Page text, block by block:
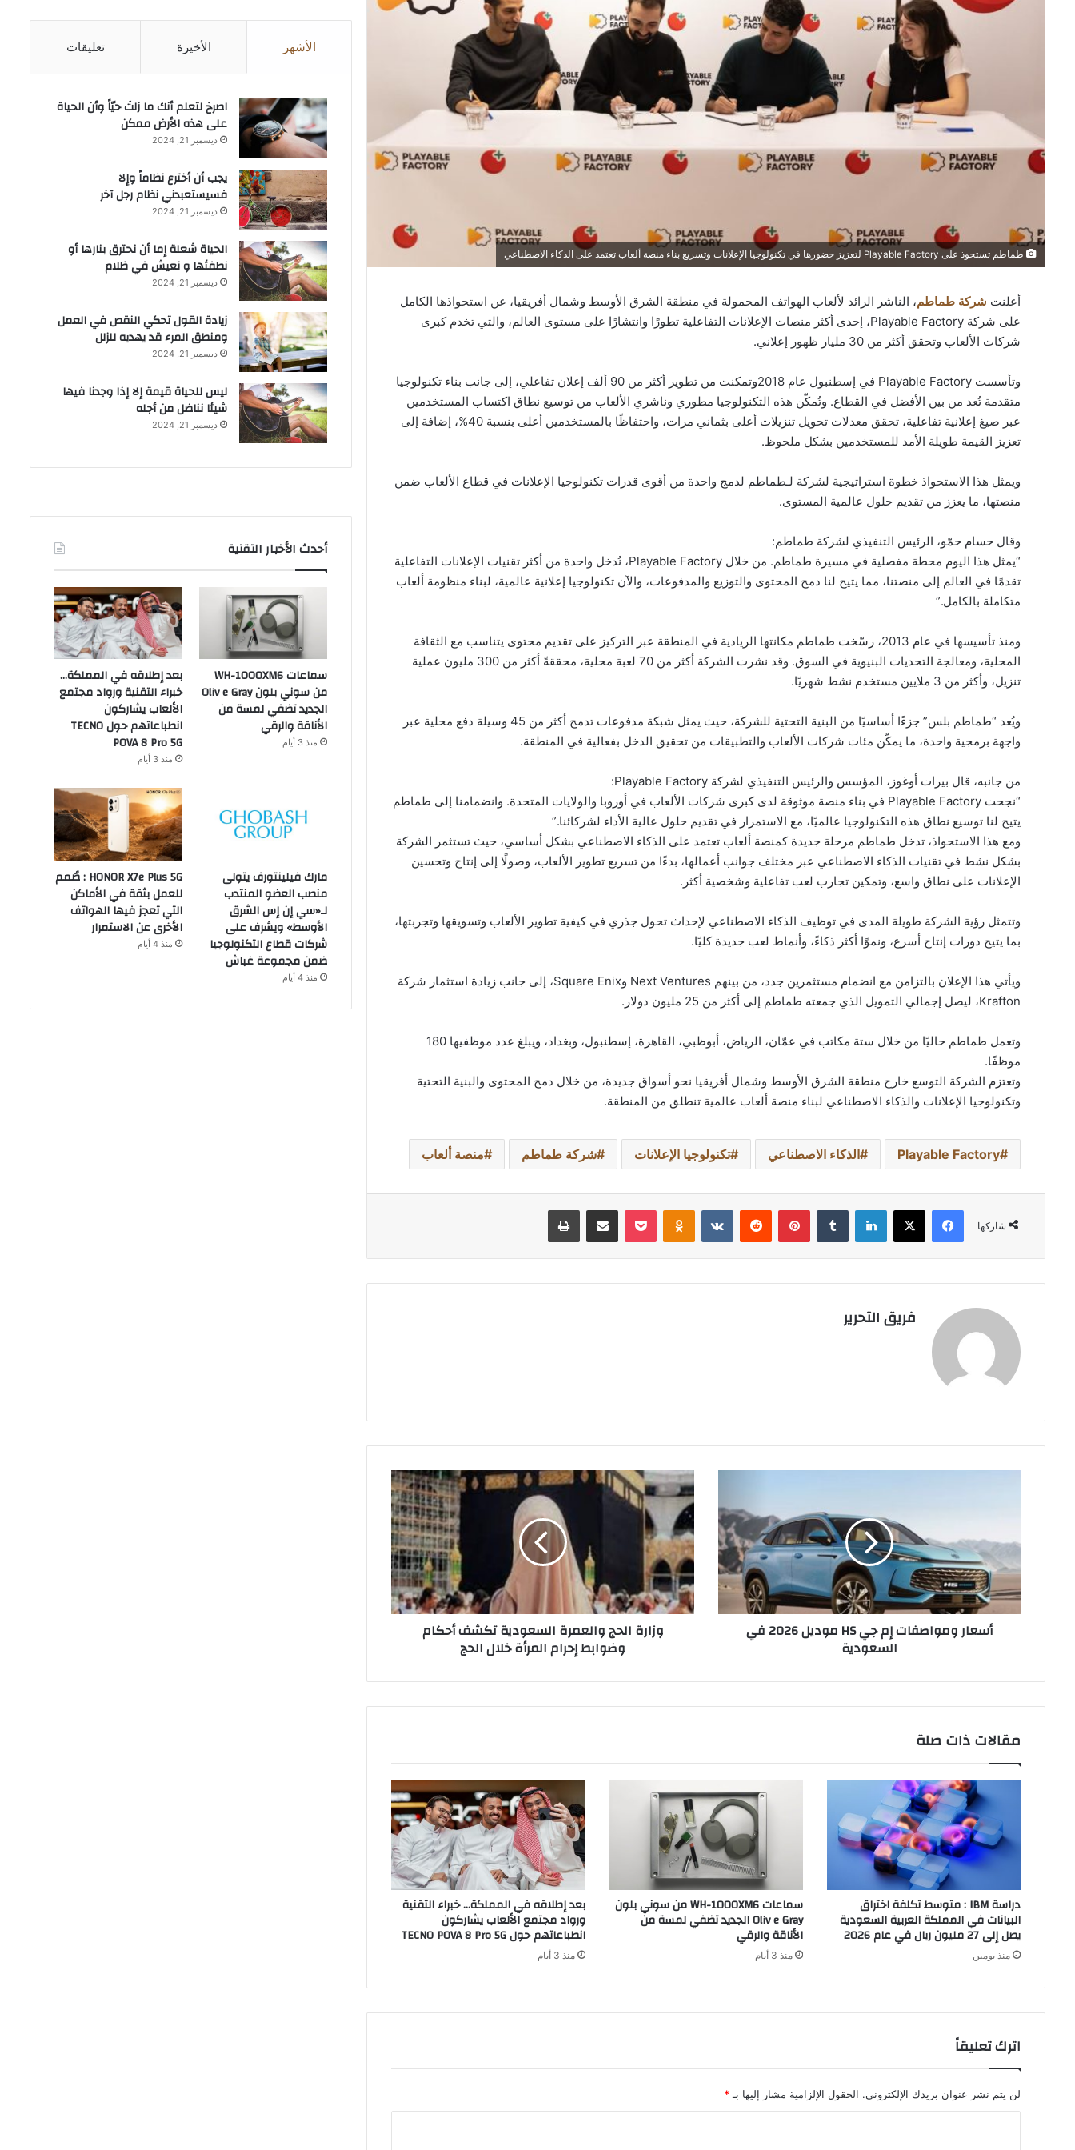
طماطم تستحوذ على Playable Factory لتعزيز حضورها في تكنولوجيا الإعلانات وتسريع بناء منصة ألعاب تعتمد على الذكاء الاصطناعي
أعلنت شركة طماطم، الناشر الرائد لألعاب الهواتف المحمولة في منطقة الشرق الأوسط وشمال أفريقيا، عن استحواذها الكامل
على شركة Playable Factory، إحدى أكثر منصات الإعلانات التفاعلية تطورًا وانتشارًا على مستوى العالم، والتي تخدم كبرى
شركات الألعاب وتحقق أكثر من 30 مليار ظهور إعلاني.
وتأسست Playable Factory في إسطنبول عام 2018وتمكنت من تطوير أكثر من 90 ألف إعلان تفاعلي، إلى جانب بناء تكنولوجيا
متقدمة تُعد من بين الأفضل في القطاع. وتُمكّن هذه التكنولوجيا مطوري وناشري الألعاب من توسيع نطاق اكتساب المستخدمين
عبر صيغ إعلانية تفاعلية، تحقق معدلات تحويل تنزيلات أعلى بثماني مرات، واحتفاظًا بالمستخدمين أعلى بنسبة 40%، إضافة إلى
تعزيز القيمة طويلة الأمد للمستخدمين بشكل ملحوظ.
ويمثل هذا الاستحواذ خطوة استراتيجية لشركة لـطماطم لدمج واحدة من أقوى قدرات تكنولوجيا الإعلانات في قطاع الألعاب ضمن
منصتها، ما يعزز من تقديم حلول عالمية المستوى.
وقال حسام حمّو، الرئيس التنفيذي لشركة طماطم:
“يمثل هذا اليوم محطة مفصلية في مسيرة طماطم. من خلال Playable Factory، نُدخل واحدة من أكثر تقنيات الإعلانات التفاعلية
تقدمًا في العالم إلى منصتنا، مما يتيح لنا دمج المحتوى والتوزيع والمدفوعات، والآن تكنولوجيا إعلانية عالمية، لبناء منظومة ألعاب
متكاملة بالكامل.”
ومنذ تأسيسها في عام 2013، رسّخت طماطم مكانتها الريادية في المنطقة عبر التركيز على تقديم محتوى يتناسب مع الثقافة
المحلية، ومعالجة التحديات البنيوية في السوق. وقد نشرت الشركة أكثر من 70 لعبة محلية، محققةً أكثر من 300 مليون عملية
تنزيل، وأكثر من 3 ملايين مستخدم نشط شهريًا.
ويُعد “طماطم بلس” جزءًا أساسيًا من البنية التحتية للشركة، حيث يمثل شبكة مدفوعات تدمج أكثر من 45 وسيلة دفع محلية عبر
واجهة برمجية واحدة، ما يمكّن مئات شركات الألعاب والتطبيقات من تحقيق الدخل بفعالية في المنطقة.
من جانبه، قال بيرات أوغوز، المؤسس والرئيس التنفيذي لشركة Playable Factory:
“نجحت Playable Factory في بناء منصة موثوقة لدى كبرى شركات الألعاب في أوروبا والولايات المتحدة. وانضمامنا إلى طماطم
يتيح لنا توسيع نطاق هذه التكنولوجيا عالميًا، مع الاستمرار في تقديم حلول عالية الأداء لشركائنا.”
ومع هذا الاستحواذ، تدخل طماطم مرحلة جديدة كمنصة ألعاب تعتمد على الذكاء الاصطناعي بشكل أساسي، حيث تستثمر الشركة
بشكل نشط في تقنيات الذكاء الاصطناعي عبر مختلف جوانب أعمالها، بدءًا من تسريع تطوير الألعاب، وصولًا إلى إنتاج وتحسين
الإعلانات على نطاق واسع، وتمكين تجارب لعب تفاعلية وشخصية أكثر.
وتتمثل رؤية الشركة طويلة المدى في توظيف الذكاء الاصطناعي لإحداث تحول جذري في كيفية تطوير الألعاب وتسويقها وتجربتها،
بما يتيح دورات إنتاج أسرع، ونموًا أكثر ذكاءً، وأنماط لعب جديدة كليًا.
ويأتي هذا الإعلان بالتزامن مع انضمام مستثمرين جدد، من بينهم Next Ventures وSquare Enix، إلى جانب زيادة استثمار شركة
Krafton، ليصل إجمالي التمويل الذي جمعته طماطم إلى أكثر من 25 مليون دولار.
وتعمل طماطم حاليًا من خلال ستة مكاتب في عمّان، الرياض، أبوظبي، القاهرة، إسطنبول، وبغداد، ويبلغ عدد موظفيها 180
موظفًا.
وتعتزم الشركة التوسع خارج منطقة الشرق الأوسط وشمال أفريقيا نحو أسواق جديدة، من خلال دمج المحتوى والبنية التحتية
وتكنولوجيا الإعلانات والذكاء الاصطناعي لبناء منصة ألعاب عالمية تنطلق من المنطقة.
Playable Factory الذكاء الاصطناعي تكنولوجيا الإعلانات شركة طماطم منصة ألعاب
شاركها
فيسبوك ‫X لينكدإن بينتيريست Odnoklassniki
‫Pocket مشاركة عبر البريد طباعة
فريق التحرير
HS
موديل
2026
في
السعودية
أسعار ومواصفات إم جي HS موديل 2026 في
السعودية
وزارة
الحج
والعمرة
السعودية
تكشف
أحكام
وضوابط
إحرام
المرأة
وزارة الحج والعمرة السعودية تكشف أحكام
وضوابط إحرام المرأة خلال الحج
مقالات ذات صلة
دراسة IBM : متوسط تكلفة اختراق
البيانات في المملكة العربية السعودية
يصل إلى 27 مليون ريال في عام 2026
منذ يومين
سماعات WH-1000XM6 من سوني بلون
Oliv e Gray الجديد تضفي لمسة من
الأناقة والرقي
منذ 3 أيام
بعد إطلاقه في المملكة… خبراء التقنية
ورواد مجتمع الألعاب يشاركون
انطباعاتهم حول TECNO POVA 8 Pro 5G
منذ 3 أيام
اترك تعليقاً
لن يتم نشر عنوان بريدك الإلكتروني. الحقول الإلزامية مشار إليها بـ *
الأشهر الأخيرة تعليقات
‫اصرخ لتعلم أنك ما زلتَ حيّاً وأن الحياة
على هذه الأرض ممكن
ديسمبر 21, 2024
يجب أن أخترع نظاماً وإلا
فسيستعبدني نظام رجل آخر
ديسمبر 21, 2024
الحياة شعلة إما أن نحترق بنارها أو
نطفئها و نعيش في ظلام
ديسمبر 21, 2024
زيادة القول تحكي النقص في العمل
ومنطق المرء قد يهديه للزلل
ديسمبر 21, 2024
ليس للحياة قيمة إلا إذا وجدنا فيها
شيئا نناضل من أجله
ديسمبر 21, 2024
أحدث الأخبار التقنية
سماعات WH-1000XM6
من سوني بلون Oliv e Gray
الجديد تضفي لمسة من
الأناقة والرقي
منذ 3 أيام
بعد إطلاقه في المملكة…
خبراء التقنية ورواد مجتمع
الألعاب يشاركون
انطباعاتهم حول TECNO
POVA 8 Pro 5G
منذ 3 أيام
مارك فيلينتورف يتولى
منصب العضو المنتدب
لـ«سي إن إس الشرق
الأوسط» ويشرف على
شركات قطاع التكنولوجيا
ضمن مجموعة غباش
منذ 4 أيام
HONOR X7e Plus 5G : صُمم
للعمل بثقة في الأماكن
التي تعجز فيها الهواتف
الأخرى عن الاستمرار
منذ 4 أيام